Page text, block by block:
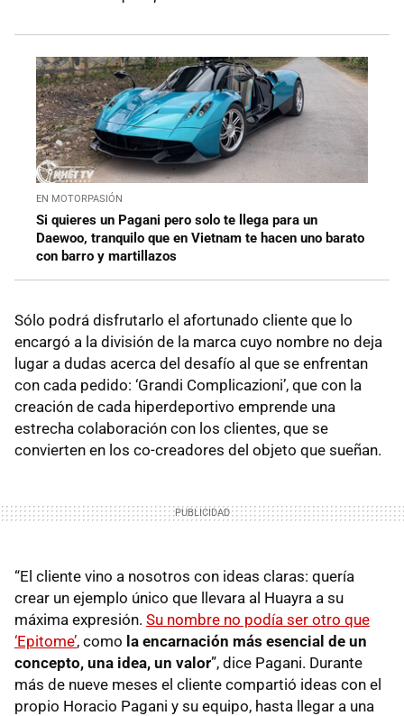
EN MOTORPASIÓN
Si quieres un Pagani pero solo te llega para un
Daewoo, tranquilo que en Vietnam te hacen uno barato
con barro y martillazos
Sólo podrá disfrutarlo el afortunado cliente que lo
encargó a la división de la marca cuyo nombre no deja
lugar a dudas acerca del desafío al que se enfrentan
con cada pedido: ‘Grandi Complicazioni’, que con la
creación de cada hiperdeportivo emprende una
estrecha colaboración con los clientes, que se
convierten en los co-creadores del objeto que sueñan.
“El cliente vino a nosotros con ideas claras: quería
crear un ejemplo único que llevara al Huayra a su
máxima expresión. Su nombre no podía ser otro que
‘Epitome’, como la encarnación más esencial de un
concepto, una idea, un valor”, dice Pagani. Durante
más de nueve meses el cliente compartió ideas con el
propio Horacio Pagani y su equipo, hasta llegar a una